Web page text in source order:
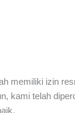
memiliki izin
kami telah